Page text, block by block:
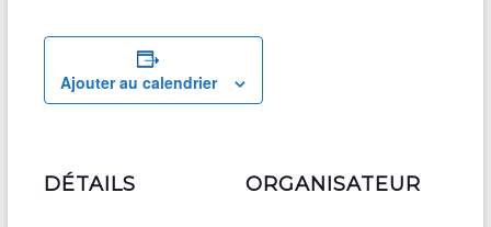
Ajouter au calendrier
DÉTAILS ORGANISATEUR